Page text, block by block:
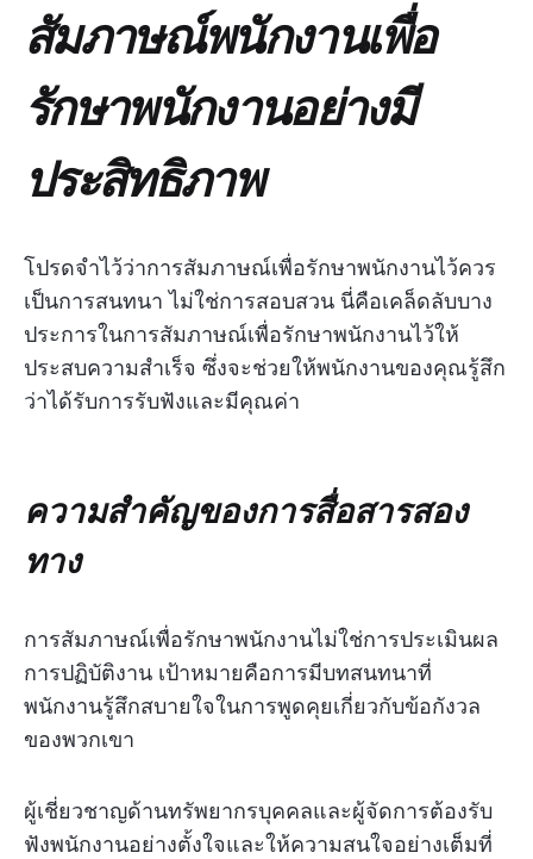
สัมภาษณ์พนักงานเพื่อ
รักษาพนักงานอย่างมี
ประสิทธิภาพ
โปรดจำไว้ว่าการสัมภาษณ์เพื่อรักษาพนักงานไว้ควร
เป็นการสนทนา ไม่ใช่การสอบสวน นี่คือเคล็ดลับบาง
ประการในการสัมภาษณ์เพื่อรักษาพนักงานไว้ให้
ประสบความสำเร็จ ซึ่งจะช่วยให้พนักงานของคุณรู้สึก
ว่าได้รับการรับฟังและมีคุณค่า
ความสำคัญของการสื่อสารสอง
ทาง
การสัมภาษณ์เพื่อรักษาพนักงานไม่ใช่การประเมินผล
การปฏิบัติงาน เป้าหมายคือการมีบทสนทนาที่
พนักงานรู้สึกสบายใจในการพูดคุยเกี่ยวกับข้อกังวล
ของพวกเขา
ผู้เชี่ยวชาญด้านทรัพยากรบุคคลและผู้จัดการต้องรับ
ฟังพนักงานอย่างตั้งใจและให้ความสนใจอย่างเต็มที่